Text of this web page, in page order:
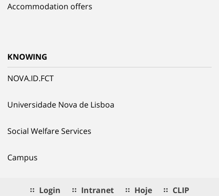
Accommodation offers
KNOWING
NOVA.ID.FCT
Universidade Nova de Lisboa
Social Welfare Services
Campus
Login Intranet Hoje CLIP